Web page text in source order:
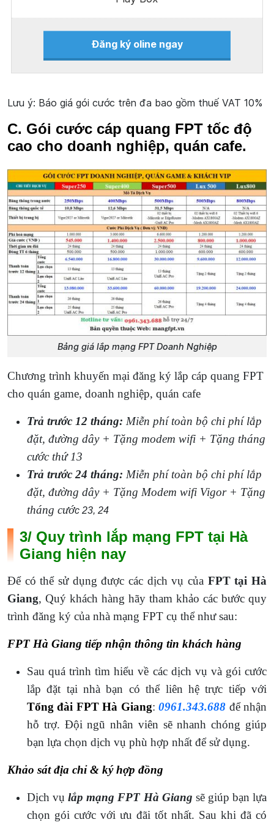
Đăng ký oline ngay
Lưu ý: Báo giá gói cước trên đa bao gồm thuế VAT 10%
C. Gói cước cáp quang FPT tốc độ
cao cho doanh nghiệp, quán cafe.
Bảng giá lắp mạng FPT Doanh Nghiệp
Chương trình khuyến mại đăng ký lắp cáp quang FPT
cho quán game, doanh nghiệp, quán cafe
Trả trước 12 tháng: Miễn phí toàn bộ chi phí lắp
đặt, đường dây + Tặng modem wifi + Tặng tháng
cước thứ 13
Trả trước 24 tháng: Miễn phí toàn bộ chi phí lắp
đặt, đường dây + Tặng Modem wifi Vigor + Tặng
tháng cước 23, 24
3/ Quy trình lắp mạng FPT tại Hà
Giang hiện nay
Để có thể sử dụng được các dịch vụ của FPT tại Hà
Giang, Quý khách hàng hãy tham khảo các bước quy
trình đăng ký của nhà mạng FPT cụ thể như sau:
FPT Hà Giang tiếp nhận thông tin khách hàng
Sau quá trình tìm hiểu về các dịch vụ và gói cước
lắp đặt tại nhà bạn có thể liên hệ trực tiếp với
Tổng đài FPT Hà Giang:0961.343.688 để nhận
hỗ trợ. Đội ngũ nhân viên sẽ nhanh chóng giúp
bạn lựa chọn dịch vụ phù hợp nhất để sử dụng.
Khảo sát địa chỉ & ký hợp đồng
Dịch vụ lắp mạng FPT Hà Giang sẽ giúp bạn lựa
chọn gói cước với ưu đãi tốt nhất. Sau khi đã có